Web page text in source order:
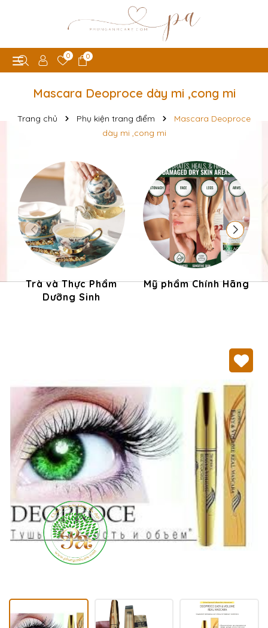
0 0
Mascara Deoproce dày mi ,cong mi
Trang chủ Phụ kiện trang điểm
Mascara Deoproce
dày mi ,cong mi
Trà và Thực Phẩm
Dưỡng Sinh
Mỹ phẩm Chính Hãng